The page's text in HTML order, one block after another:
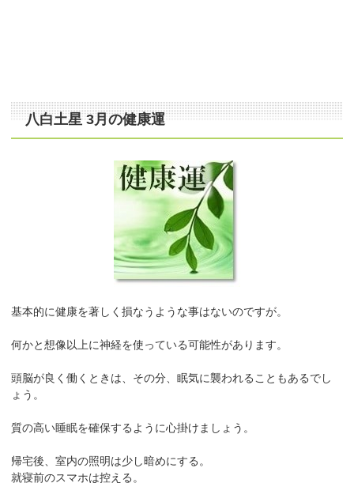
八白土星 3月の健康運
基本的に健康を著しく損なうような事はないのですが。
何かと想像以上に神経を使っている可能性があります。
頭脳が良く働くときは、その分、眠気に襲われることもあるでし
ょう。
質の高い睡眠を確保するように心掛けましょう。
帰宅後、室内の照明は少し暗めにする。
就寝前のスマホは控える。